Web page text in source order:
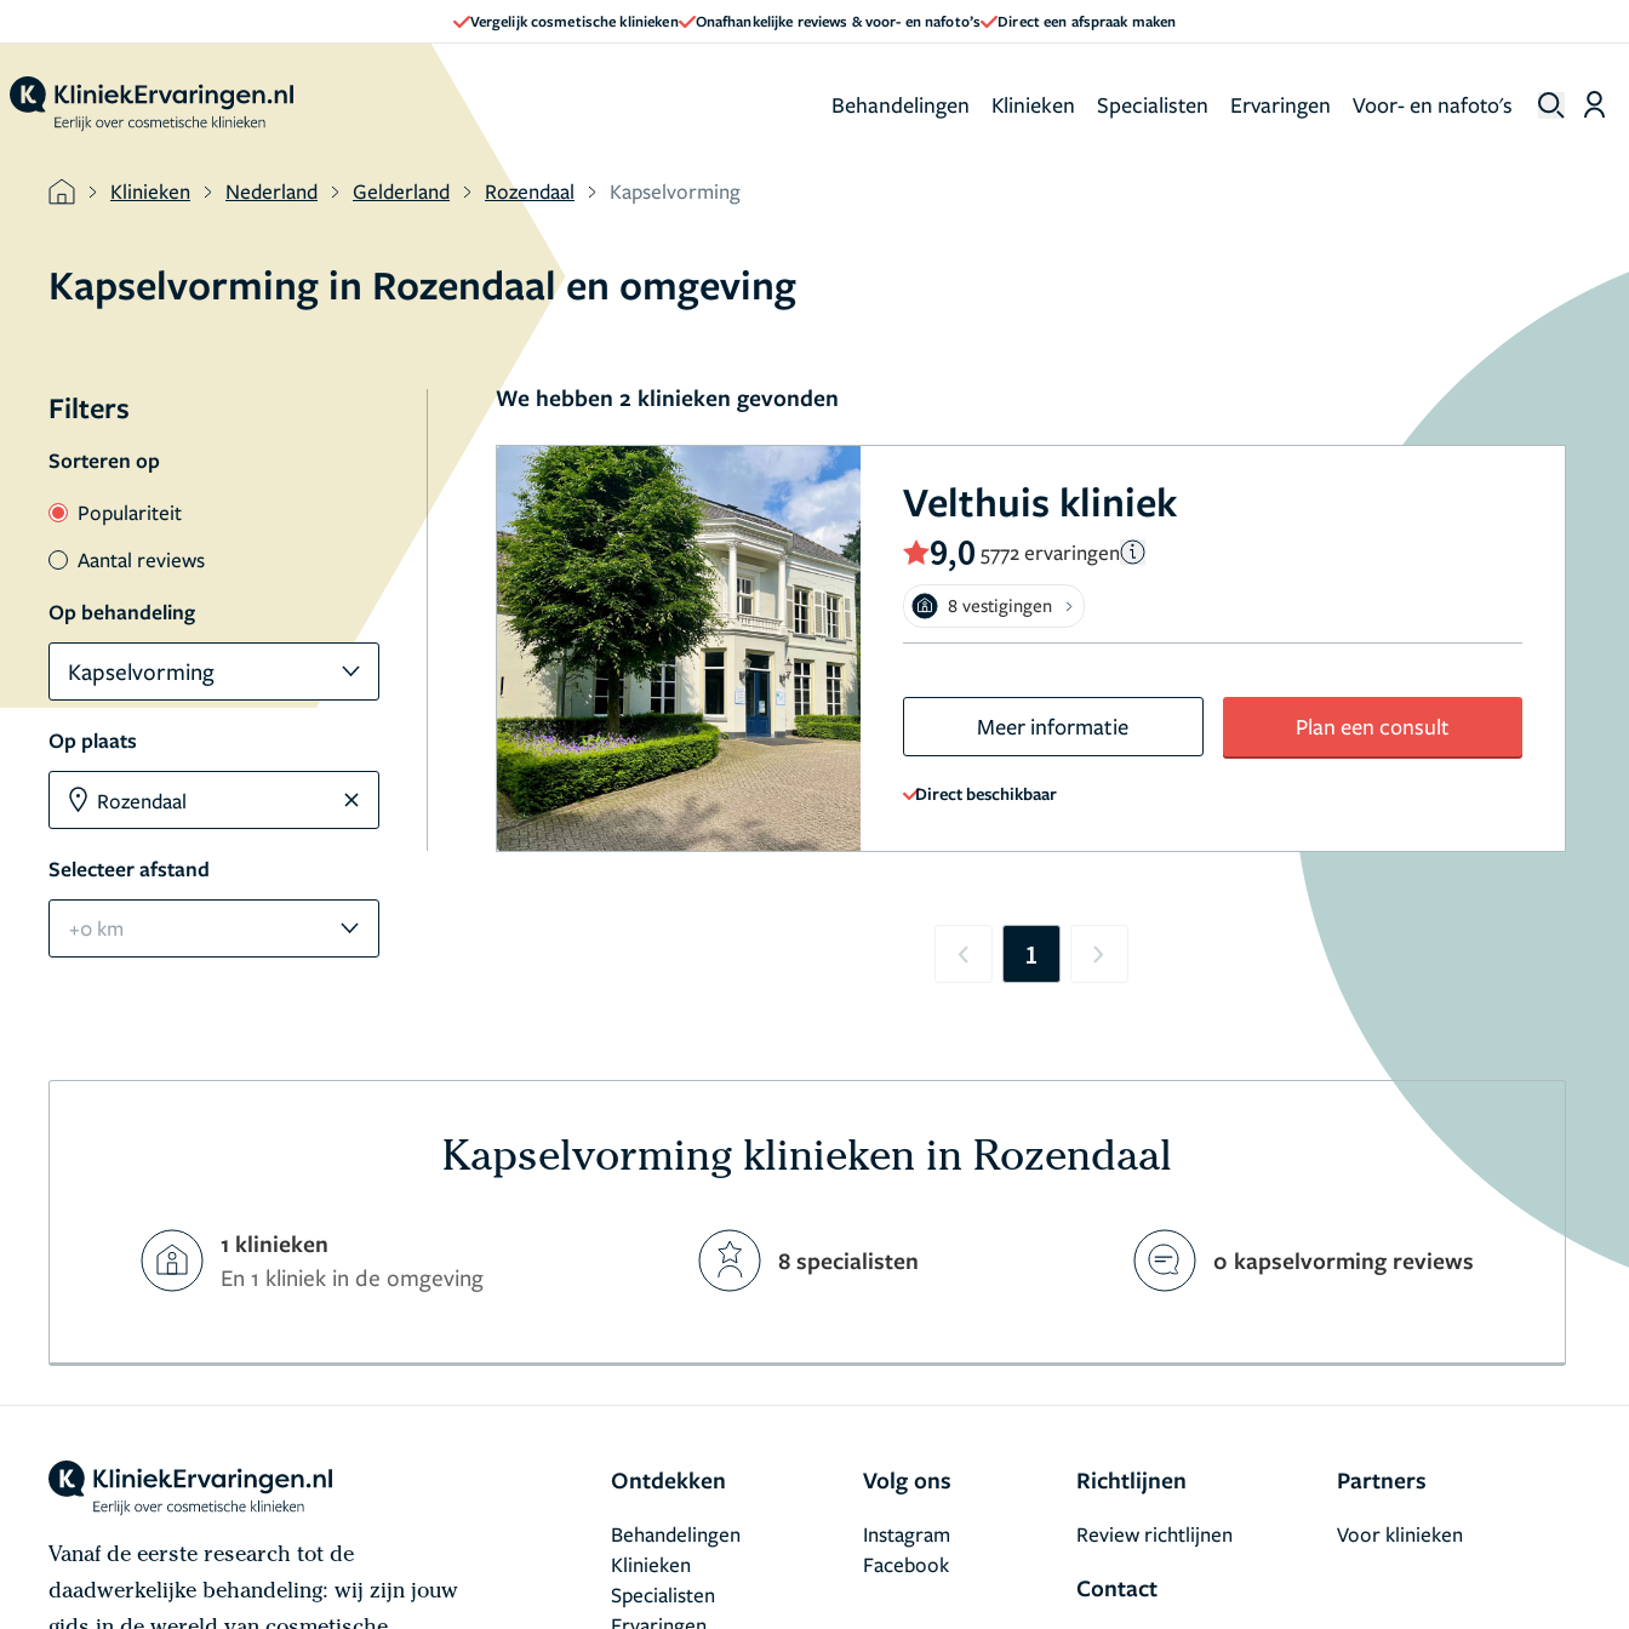
Vergelijk cosmetische klinieken Onafhankelijke reviews & voor- en nafoto’s Direct een afspraak maken
Behandelingen Klinieken Specialisten Ervaringen Voor- en nafoto's
Klinieken Nederland Gelderland Rozendaal Kapselvorming
Kapselvorming in Rozendaal en omgeving
Filters
Sorteren op
Populariteit
Aantal reviews
Op behandeling
Kapselvorming
Op plaats
Selecteer afstand
+0 km
We hebben 2 klinieken gevonden
Velthuis kliniek
9,0 5772 ervaringen
8 vestigingen
Meer informatie Plan een consult
Direct beschikbaar
Previous
1 Next
Kapselvorming klinieken in Rozendaal
1 klinieken
En 1 kliniek in de omgeving
8 specialisten 0 kapselvorming reviews
Vanaf de eerste research tot de
daadwerkelijke behandeling: wij zijn jouw
Ontdekken
Behandelingen
Klinieken
Specialisten
Volg ons
Facebook
Instagram
Richtlijnen
Review richtlijnen
Contact
Partners
Voor klinieken